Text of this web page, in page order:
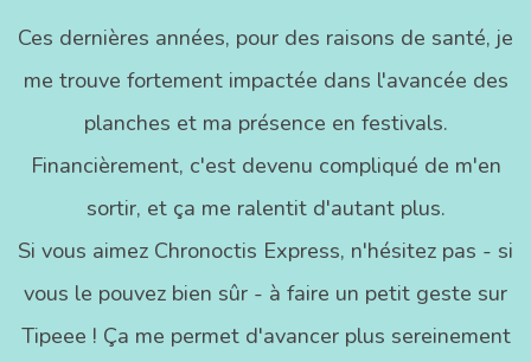
Ces dernières années, pour des raisons de santé, je
me trouve fortement impactée dans l'avancée des
planches et ma présence en festivals.
Financièrement, c'est devenu compliqué de m'en
sortir, et ça me ralentit d'autant plus.
Si vous aimez Chronoctis Express, n'hésitez pas - si
vous le pouvez bien sûr - à faire un petit geste sur
Tipeee ! Ça me permet d'avancer plus sereinement